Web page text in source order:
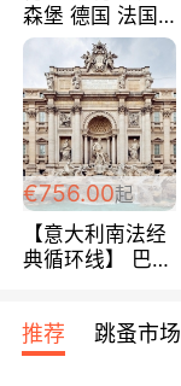
森堡 德国 法国
超爽玩遍西欧 循
环线 全程四星宾
馆 108欧/人/天
€756.00起
【意大利南法经
典循环线】 巴黎
宾馆 108欧/天起
全程756欧/位
推荐 跳蚤市场